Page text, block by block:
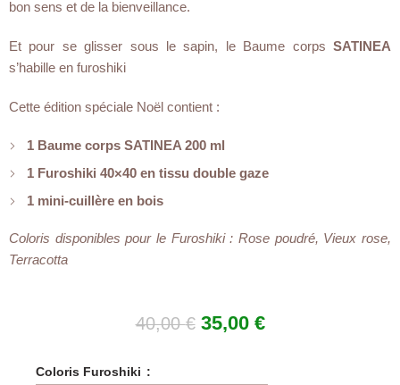
bon sens et de la bienveillance.
Et pour se glisser sous le sapin, le Baume corps SATINEA
s’habille en furoshiki
Cette édition spéciale Noël contient :
1 Baume corps SATINEA 200 ml
1 Furoshiki 40×40 en tissu double gaze
1 mini-cuillère en bois
Coloris disponibles pour le Furoshiki : Rose poudré, Vieux rose,
Terracotta
40,00€ 35,00 €
Coloris Furoshiki